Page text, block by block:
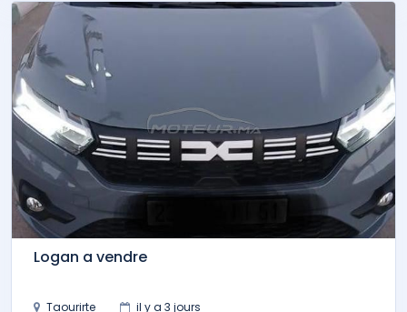
Logan a vendre
Taourirte il y a 3 jours